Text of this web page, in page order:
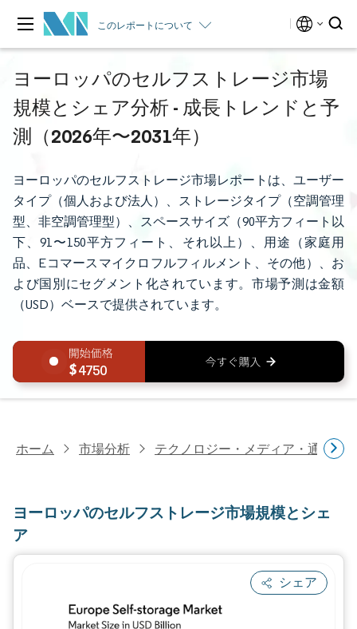
このレポートについて
ヨーロッパのセルフストレージ市場
規模とシェア分析 - 成長トレンドと予
測（2026年〜2031年）
ヨーロッパのセルフストレージ市場レポートは、ユーザー
タイプ（個人および法人）、ストレージタイプ（空調管理
型、非空調管理型）、スペースサイズ（90平方フィート以
下、91〜150平方フィート、それ以上）、用途（家庭用
品、Eコマースマイクロフルフィルメント、その他）、お
よび国別にセグメント化されています。市場予測は金額
（USD）ベースで提供されています。
4750
ホーム 市場分析 テクノロジー・メディア・通信研
ヨーロッパのセルフストレージ市場規模とシェ
ア
シェア